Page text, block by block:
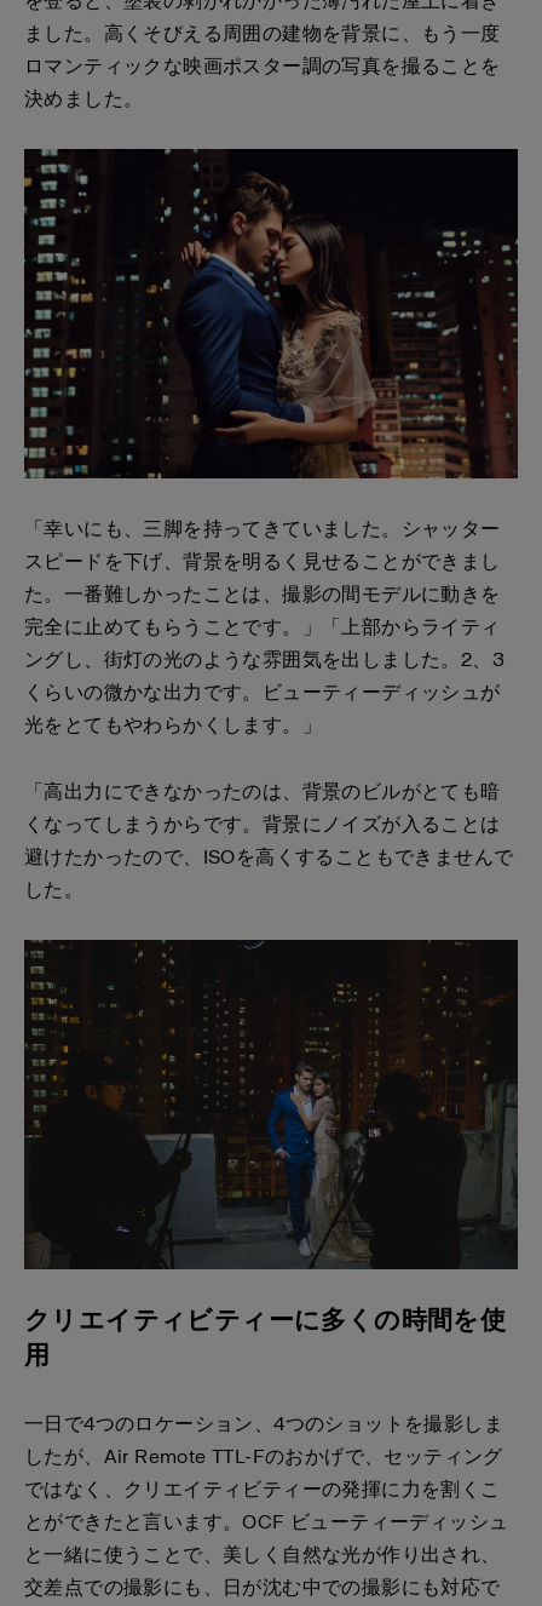
ました。高くそびえる周囲の建物を背景に、もう一度
ロマンティックな映画ポスター調の写真を撮ることを
決めました。
「幸いにも、三脚を持ってきていました。シャッター
スピードを下げ、背景を明るく見せることができまし
た。一番難しかったことは、撮影の間モデルに動きを
完全に止めてもらうことです。」「上部からライティ
ングし、街灯の光のような雰囲気を出しました。2、3
くらいの微かな出力です。ビューティーディッシュが
光をとてもやわらかくします。」
「高出力にできなかったのは、背景のビルがとても暗
くなってしまうからです。背景にノイズが入ることは
避けたかったので、ISOを高くすることもできませんで
した。
クリエイティビティーに多くの時間を使
用
一日で4つのロケーション、4つのショットを撮影しま
したが、Air Remote TTL-Fのおかげで、セッティング
ではなく、クリエイティビティーの発揮に力を割くこ
とができたと言います。OCF ビューティーディッシュ
と一緒に使うことで、美しく自然な光が作り出され、
交差点での撮影にも、日が沈む中での撮影にも対応で